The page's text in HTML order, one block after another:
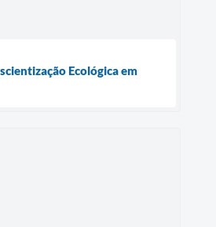
Ecológica em